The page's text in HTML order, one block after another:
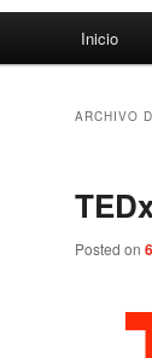
Inicio
ARCHIVO
Posted on